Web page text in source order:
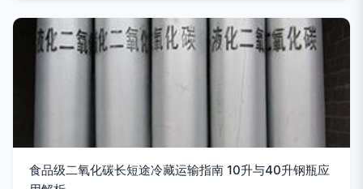
食品级二氧化碳长短途冷藏运输指南 10升与40升钢瓶应